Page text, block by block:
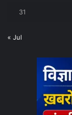
31
« Jul